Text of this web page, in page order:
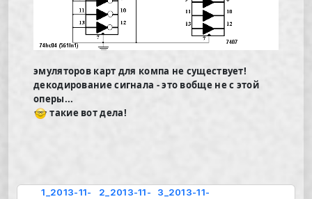
эмуляторов карт для компа не существует!
декодирование сигнала - это вобще не с этой
оперы...
такие вот дела!
1_2013-11-
2_2013-11-
3_2013-11-